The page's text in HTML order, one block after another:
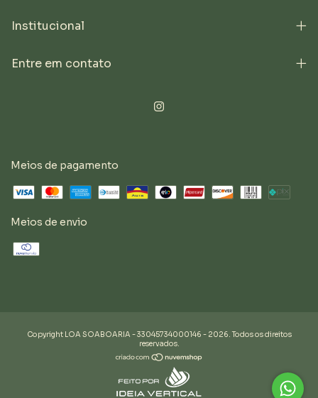
Institucional
Entre em contato
Meios de pagamento
Meios de envio
Copyright LOA SOABOARIA - 33045734000146 - 2026. Todos os direitos
reservados.